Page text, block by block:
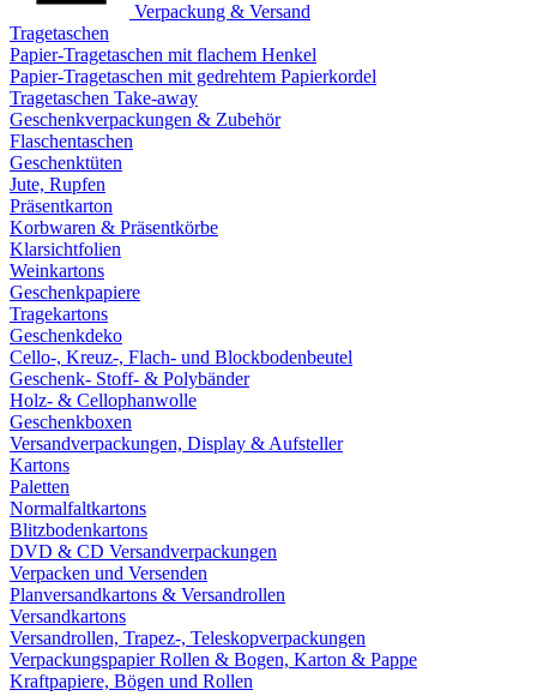
Verpackung & Versand
Tragetaschen
Papier-Tragetaschen mit flachem Henkel
Papier-Tragetaschen mit gedrehtem Papierkordel
Tragetaschen Take-away
Geschenkverpackungen & Zubehör
Flaschentaschen
Geschenktüten
Jute, Rupfen
Präsentkarton
Korbwaren & Präsentkörbe
Klarsichtfolien
Weinkartons
Geschenkpapiere
Tragekartons
Geschenkdeko
Cello-, Kreuz-, Flach- und Blockbodenbeutel
Geschenk- Stoff- & Polybänder
Holz- & Cellophanwolle
Geschenkboxen
Versandverpackungen, Display & Aufsteller
Kartons
Paletten
Normalfaltkartons
Blitzbodenkartons
DVD & CD Versandverpackungen
Verpacken und Versenden
Planversandkartons & Versandrollen
Versandkartons
Versandrollen, Trapez-, Teleskopverpackungen
Verpackungspapier Rollen & Bogen, Karton & Pappe
Kraftpapiere, Bögen und Rollen